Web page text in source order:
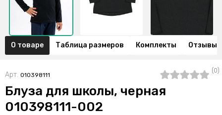
О товаре Таблица размеров Комплекты Отзывы
Арт. 010398111
(0)
Блуза для школы, черная
010398111-002